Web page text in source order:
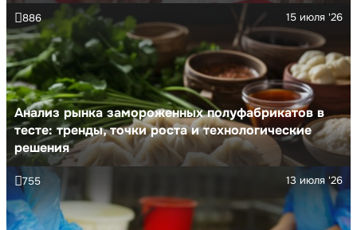
Анализ рынка замороженных полуфабрикатов в
тесте: тренды, точки роста и технологические
решения
15 июля '26
886
13 июля '26
755